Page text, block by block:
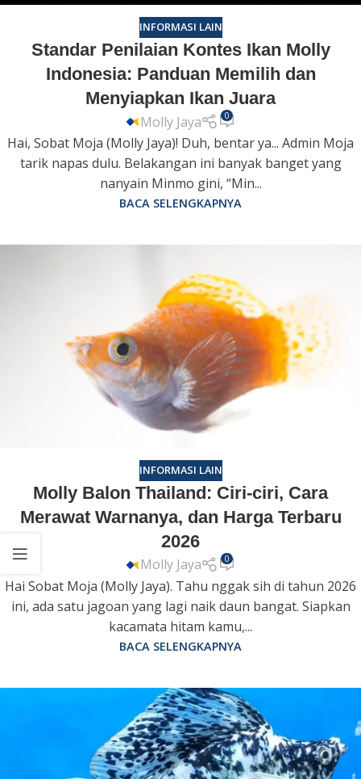
INFORMASI LAIN
Standar Penilaian Kontes Ikan Molly
Indonesia: Panduan Memilih dan
Menyiapkan Ikan Juara
Molly Jaya 0
Hai, Sobat Moja (Molly Jaya)! Duh, bentar ya... Admin Moja
tarik napas dulu. Belakangan ini banyak banget yang
nanyain Minmo gini, “Min...
BACA SELENGKAPNYA
INFORMASI LAIN
Molly Balon Thailand: Ciri-ciri, Cara
Merawat Warnanya, dan Harga Terbaru
2026
Molly Jaya 0
Hai Sobat Moja (Molly Jaya). Tahu nggak sih di tahun 2026
ini, ada satu jagoan yang lagi naik daun bangat. Siapkan
kacamata hitam kamu,...
BACA SELENGKAPNYA